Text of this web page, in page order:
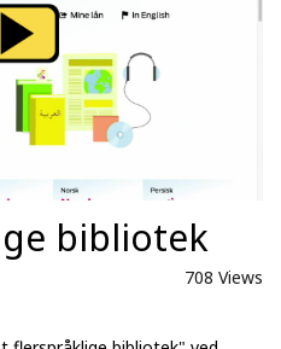
bibliotek
708 Views